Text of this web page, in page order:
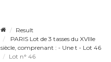
Result
PARIS Lot de 3 tasses du XVIIIe
siècle, comprenant : - Une t - Lot 46
Lot n° 46